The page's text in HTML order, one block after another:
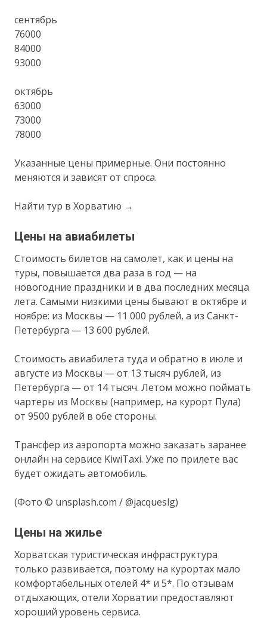
сентябрь
76000
84000
93000
октябрь
63000
73000
78000
Указанные цены примерные. Они постоянно
меняются и зависят от спроса.
Найти тур в Хорватию →
Цены на авиабилеты
Стоимость билетов на самолет, как и цены на
туры, повышается два раза в год — на
новогодние праздники и в два последних месяца
лета. Самыми низкими цены бывают в октябре и
ноябре: из Москвы — 11 000 рублей, а из Санкт-
Петербурга — 13 600 рублей.
Стоимость авиабилета туда и обратно в июле и
августе из Москвы — от 13 тысяч рублей, из
Петербурга — от 14 тысяч. Летом можно поймать
чартеры из Москвы (например, на курорт Пула)
от 9500 рублей в обе стороны.
Трансфер из аэропорта можно заказать заранее
онлайн на сервисе KiwiTaxi. Уже по прилете вас
будет ожидать автомобиль.
(Фото © unsplash.com / @jacqueslg)
Цены на жилье
Хорватская туристическая инфраструктура
только развивается, поэтому на курортах мало
комфортабельных отелей 4* и 5*. По отзывам
отдыхающих, отели Хорватии предоставляют
хороший уровень сервиса.